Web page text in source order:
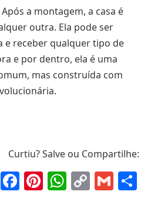
Após a montagem, a casa é
outra. Ela pode ser
e receber qualquer tipo de
e por dentro, ela é uma
mas construída com
Curtiu? Salve ou Compartilhe:
Facebook
Pinterest
Copy